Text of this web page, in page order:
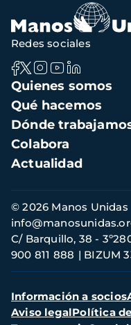
Navegación
principal
Quienes somos
Qué hacemos
Dónde
Colabora
Actualidad
Redes sociales
Información
de
contacto
© 2026 Manos Unidas
C/ Barquillo, 38 -
900 811 888
BIZUM
Menú
secundario
Información a socios
Aviso legalPolítica